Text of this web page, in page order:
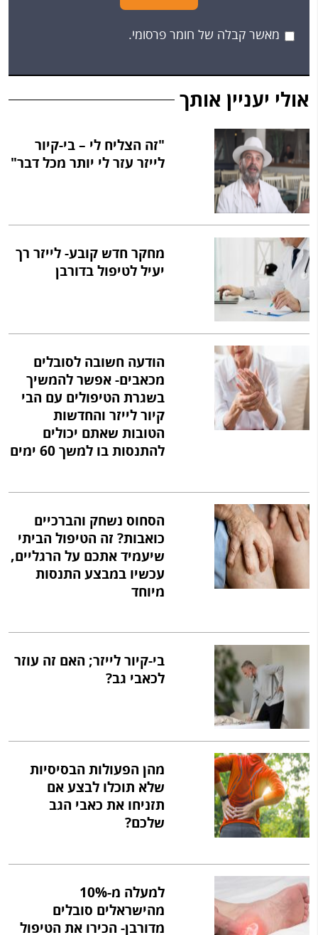
מאשר קבלה של חומר פרסומי.
אולי יעניין אותך
"זה הצליח לי – בי-קיור
לייזר עזר לי יותר מכל דבר"
מחקר חדש קובע- לייזר רך
יעיל לטיפול בדורבן
הודעה חשובה לסובלים
מכאבים- אפשר להמשיך
בשגרת הטיפולים עם הבי
קיור לייזר והחדשות
הטובות שאתם יכולים
להתנסות בו למשך 60 ימים
הסחוס נשחק והברכיים
כואבות? זה הטיפול הביתי
שיעמיד אתכם על הרגליים,
עכשיו במבצע התנסות
מיוחד
בי-קיור לייזר; האם זה עוזר
לכאבי גב?
מהן הפעולות הבסיסיות
שלא תוכלו לבצע אם
תזניחו את כאבי הגב
שלכם?
למעלה מ-10%
מהישראלים סובלים
מדורבן- הכירו את הטיפול